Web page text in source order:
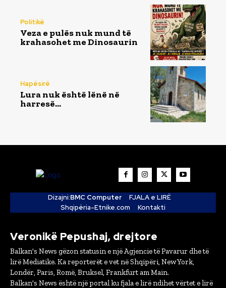
Politikë
Veza e pulës nuk mund të
krahasohet me Dinosaurin
Hapësirë
Lura nuk është lënë në
harresë…
Dizajni:BMC Computer
FJALA e LIRË
Shqipëria-Etnike.com
Kontakti
Veronikë Pepushaj, drejtore
Balkan's News gëzon statusin e një Agjencie të Pavarur dhe të
lirë Mediatike. Ka reporterët e vet në Shqipëri, New York,
Londër, Paris, Romë, Bruksel, Frankfurt am Main.
Balkan's News është një portal ku fjala e lirë ndihet vërtet e lirë